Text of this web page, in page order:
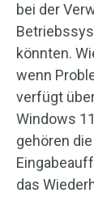
bei der
könnten.
wenn
verfügt
Windows
gehören
das